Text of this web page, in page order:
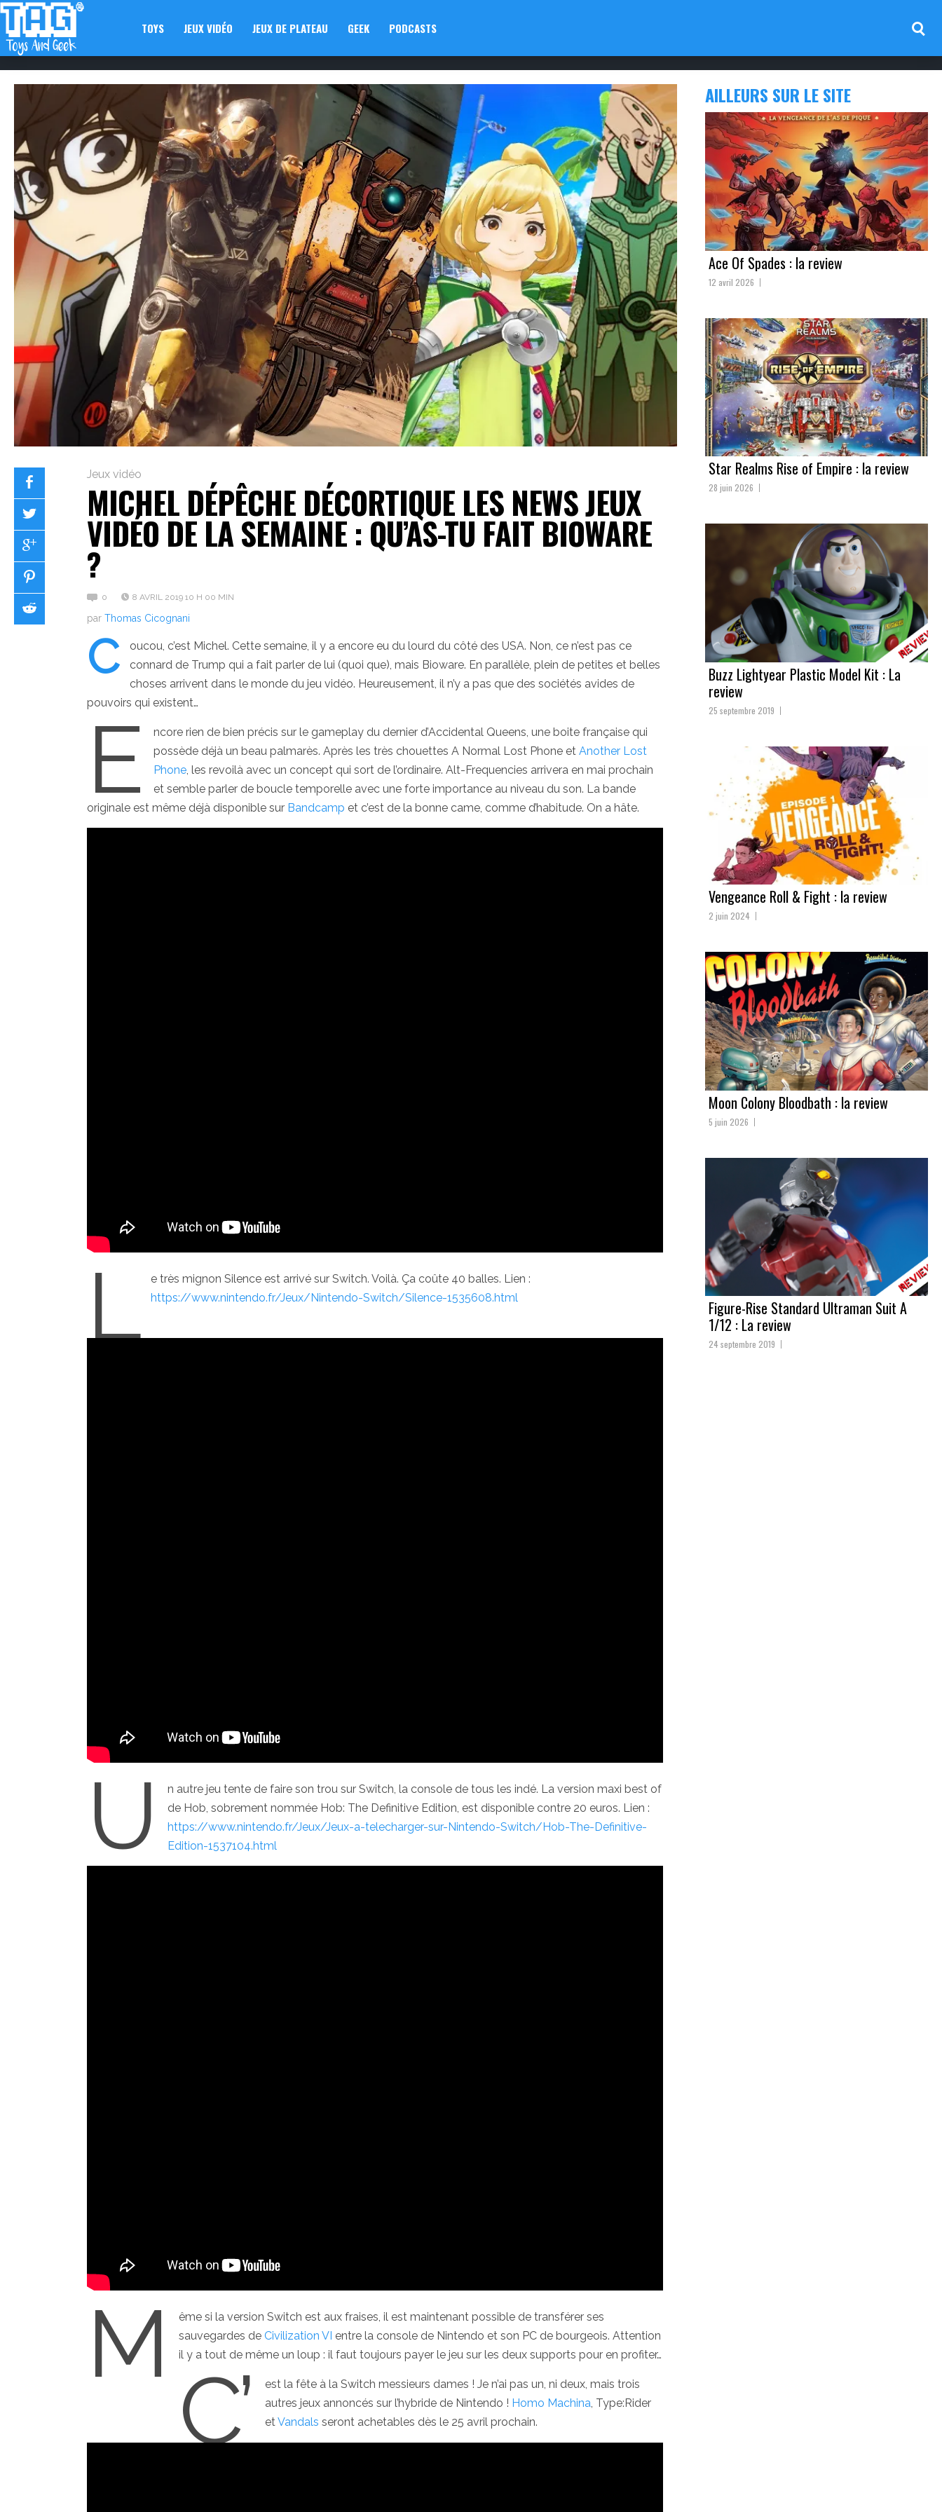
TOYS JEUX VIDÉO JEUX DE PLATEAU GEEK PODCASTS
Jeux vidéo
MICHEL DÉPÊCHE DÉCORTIQUE LES NEWS JEUX
VIDÉO DE LA SEMAINE : QU’AS-TU FAIT BIOWARE
?
0 8 AVRIL 2019 10 H 00 MIN
par Thomas Cicognani
C
oucou, c’est Michel. Cette semaine, il y a encore eu du lourd du côté des USA. Non, ce n’est pas ce
connard de Trump qui a fait parler de lui (quoi que), mais Bioware. En parallèle, plein de petites et belles
choses arrivent dans le monde du jeu vidéo. Heureusement, il n’y a pas que des sociétés avides de
pouvoirs qui existent…
E
ncore rien de bien précis sur le gameplay du dernier d’Accidental Queens, une boite française qui
possède déjà un beau palmarès. Après les très chouettes A Normal Lost Phone etAnother Lost
Phone, les revoilà avec un concept qui sort de l’ordinaire. Alt-Frequencies arrivera en mai prochain
et semble parler de boucle temporelle avec une forte importance au niveau du son. La bande
originale est même déjà disponible sur Bandcamp et c’est de la bonne came, comme d’habitude. On a hâte.
L
e très mignon Silence est arrivé sur Switch. Voilà. Ça coûte 40 balles. Lien :
https://www.nintendo.fr/Jeux/Nintendo-Switch/Silence-1535608.html
U
n autre jeu tente de faire son trou sur Switch, la console de tous les indé. La version maxi best of
de Hob, sobrement nommée Hob: The Definitive Edition, est disponible contre 20 euros. Lien :
https://www.nintendo.fr/Jeux/Jeux-a-telecharger-sur-Nintendo-Switch/Hob-The-Definitive-
Edition-1537104.html
M
ême si la version Switch est aux fraises, il est maintenant possible de transférer ses
sauvegardes deCivilization VI entre la console de Nintendo et son PC de bourgeois. Attention
il y a tout de même un loup : il faut toujours payer le jeu sur les deux supports pour en profiter…
C’
est la fête à la Switch messieurs dames ! Je n’ai pas un, ni deux, mais trois
autres jeux annoncés sur l’hybride de Nintendo ! Homo Machina , Type:Rider
et Vandals seront achetables dès le 25 avril prochain.
AILLEURS SUR LE SITE
Ace Of Spades : la review
12 avril 2026
Star Realms Rise of Empire : la review
28 juin 2026
Buzz Lightyear Plastic Model Kit : La
review
25 septembre 2019
Vengeance Roll & Fight : la review
2 juin 2024
Moon Colony Bloodbath : la review
5 juin 2026
Figure-Rise Standard Ultraman Suit A
1/12 : La review
24 septembre 2019